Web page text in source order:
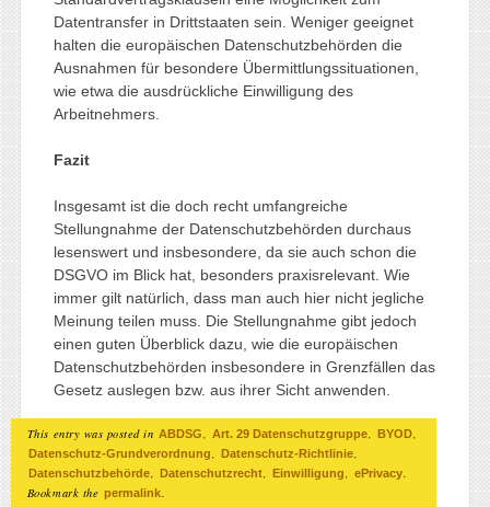
Datentransfer in Drittstaaten sein. Weniger geeignet
halten die europäischen Datenschutzbehörden die
Ausnahmen für besondere Übermittlungssituationen,
wie etwa die ausdrückliche Einwilligung des
Arbeitnehmers.
Fazit
Insgesamt ist die doch recht umfangreiche
Stellungnahme der Datenschutzbehörden durchaus
lesenswert und insbesondere, da sie auch schon die
DSGVO im Blick hat, besonders praxisrelevant. Wie
immer gilt natürlich, dass man auch hier nicht jegliche
Meinung teilen muss. Die Stellungnahme gibt jedoch
einen guten Überblick dazu, wie die europäischen
Datenschutzbehörden insbesondere in Grenzfällen das
Gesetz auslegen bzw. aus ihrer Sicht anwenden.
This entry was posted in ABDSG, Art. 29 Datenschutzgruppe, BYOD,
Datenschutz-Grundverordnung, Datenschutz-Richtlinie,
Datenschutzbehörde, Datenschutzrecht, Einwilligung, ePrivacy.
Bookmark the permalink.